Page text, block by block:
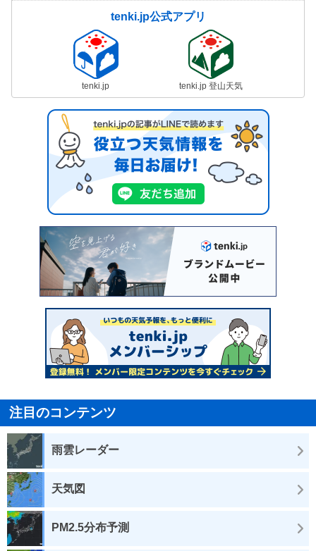
tenki.jp公式アプリ
tenki.jp tenki.jp 登山天気
注目のコンテンツ
雨雲レーダー
天気図
PM2.5分布予測